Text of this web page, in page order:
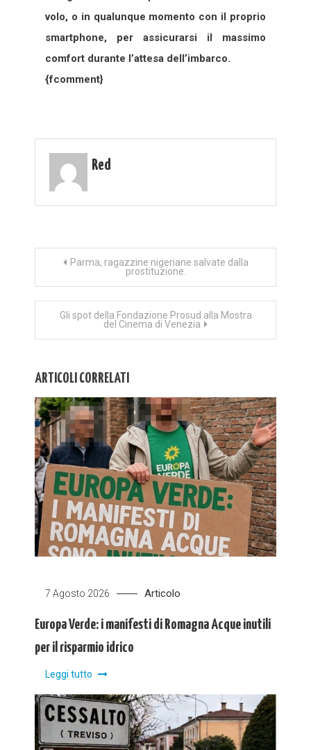
volo, o in qualunque momento con il proprio
smartphone, per assicurarsi il massimo
comfort durante l’attesa dell’imbarco.
{fcomment}
Red
Navigazione
articoli
Parma, ragazzine nigeriane salvate dalla
prostituzione.
Gli spot della Fondazione Prosud alla Mostra
del Cinema di Venezia
ARTICOLI CORRELATI
7 Agosto 2026 Articolo
Europa Verde: i manifesti di Romagna Acque inutili
per il risparmio idrico
Leggi tutto